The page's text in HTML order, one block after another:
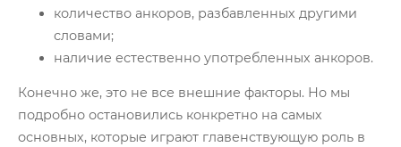
количество анкоров, разбавленных другими
словами;
наличие естественно употребленных анкоров.
Конечно же, это не все внешние факторы. Но мы
подробно остановились конкретно на самых
основных, которые играют главенствующую роль в